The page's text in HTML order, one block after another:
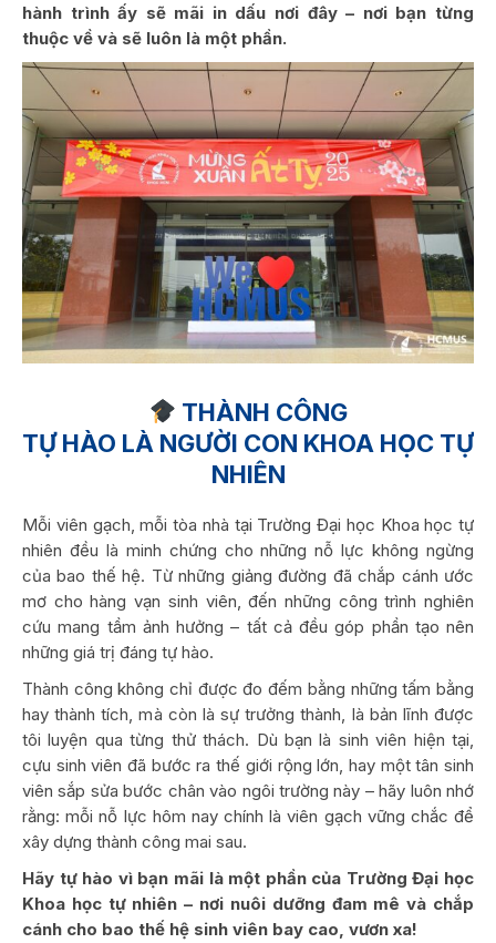
hành trình ấy sẽ mãi in dấu nơi đây – nơi bạn từng
thuộc về và sẽ luôn là một phần.
THÀNH CÔNG
TỰ HÀO LÀ NGƯỜI CON KHOA HỌC TỰ
NHIÊN
Mỗi viên gạch, mỗi tòa nhà tại Trường Đại học Khoa học tự
nhiên đều là minh chứng cho những nỗ lực không ngừng
của bao thế hệ. Từ những giảng đường đã chắp cánh ước
mơ cho hàng vạn sinh viên, đến những công trình nghiên
cứu mang tầm ảnh hưởng – tất cả đều góp phần tạo nên
những giá trị đáng tự hào.
Thành công không chỉ được đo đếm bằng những tấm bằng
hay thành tích, mà còn là sự trưởng thành, là bản lĩnh được
tôi luyện qua từng thử thách. Dù bạn là sinh viên hiện tại,
cựu sinh viên đã bước ra thế giới rộng lớn, hay một tân sinh
viên sắp sửa bước chân vào ngôi trường này – hãy luôn nhớ
rằng: mỗi nỗ lực hôm nay chính là viên gạch vững chắc để
xây dựng thành công mai sau.
Hãy tự hào vì bạn mãi là một phần của Trường Đại học
Khoa học tự nhiên – nơi nuôi dưỡng đam mê và chắp
cánh cho bao thế hệ sinh viên bay cao, vươn xa!